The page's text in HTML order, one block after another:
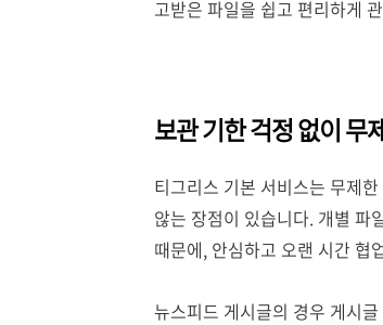
고받은 파일을 쉽고 편리하게
보관 기한 걱정 없이 무
티그리스 기본 서비스는 무제
않는 장점이 있습니다. 개별 파
때문에, 안심하고 오랜 시간 협
뉴스피드 게시글의 경우 게시